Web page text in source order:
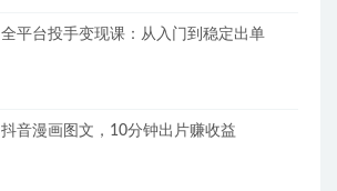
全平台投手变现课：从入门到稳定出单
抖音漫画图文，10分钟出片赚收益